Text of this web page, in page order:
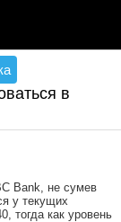
в
Bank, не сумев
у текущих
тогда как уровень